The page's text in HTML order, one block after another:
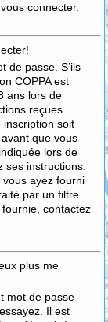
connecter.
de passe. S’ils
COPPA est
ans lors de
reçues.
inscription soit
que vous
lors de
ses instructions.
vous ayez fourni
par un filtre
contactez
plus me
mot de passe
Il est